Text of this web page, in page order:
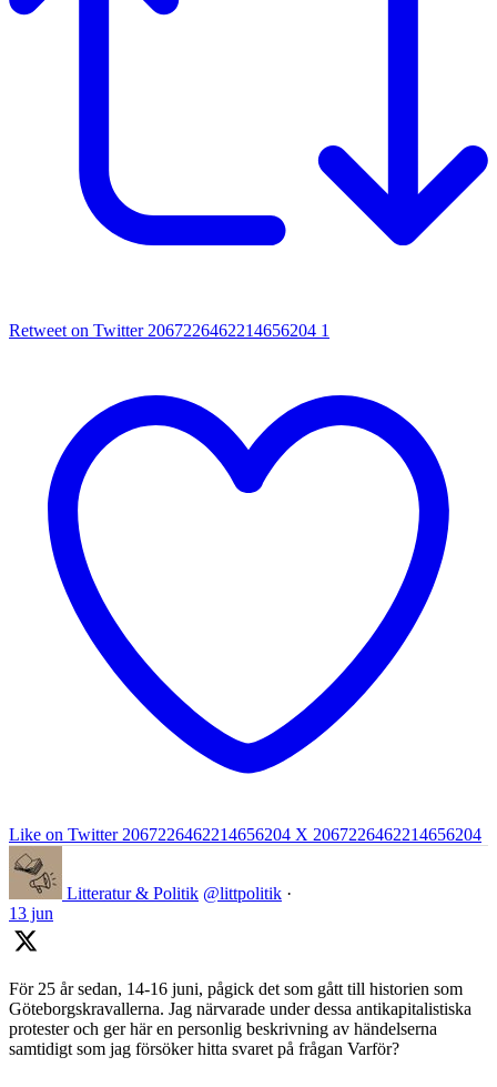
Retweet on Twitter 2067226462214656204 1
Like on Twitter 2067226462214656204 X 2067226462214656204
Litteratur & Politik @littpolitik ·
13 jun
För 25 år sedan, 14-16 juni, pågick det som gått till historien som
Göteborgskravallerna. Jag närvarade under dessa antikapitalistiska
protester och ger här en personlig beskrivning av händelserna
samtidigt som jag försöker hitta svaret på frågan Varför?